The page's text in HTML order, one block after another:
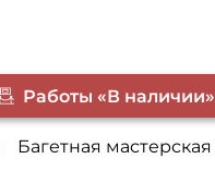
Работы «В наличии»
Багетная мастерская